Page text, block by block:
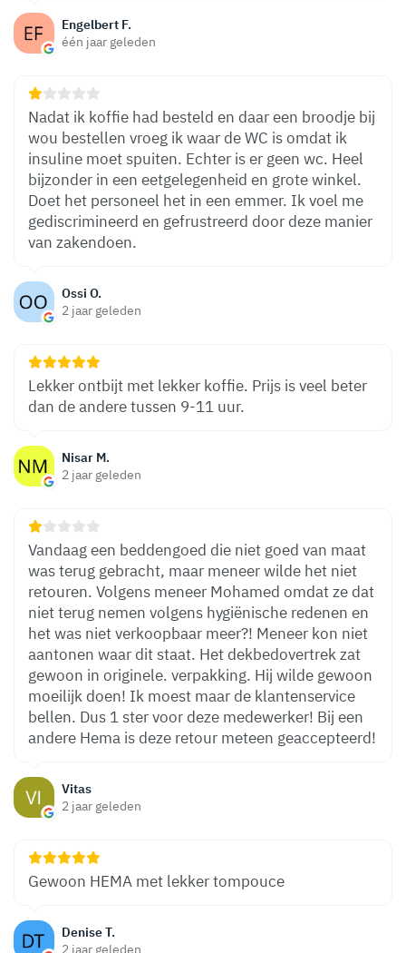
Engelbert F.
één jaar geleden
Ossi O.
2 jaar geleden
Nadat ik koffie had besteld en daar een broodje bij
wou bestellen vroeg ik waar de WC is omdat ik
insuline moet spuiten. Echter is er geen wc. Heel
bijzonder in een eetgelegenheid en grote winkel.
Doet het personeel het in een emmer. Ik voel me
gediscrimineerd en gefrustreerd door deze manier
van zakendoen.
Nisar M.
2 jaar geleden
Lekker ontbijt met lekker koffie. Prijs is veel beter
dan de andere tussen 9-11 uur.
Vitas
2 jaar geleden
Vandaag een beddengoed die niet goed van maat
was terug gebracht, maar meneer wilde het niet
retouren. Volgens meneer Mohamed omdat ze dat
niet terug nemen volgens hygiënische redenen en
het was niet verkoopbaar meer?! Meneer kon niet
aantonen waar dit staat. Het dekbedovertrek zat
gewoon in originele. verpakking. Hij wilde gewoon
moeilijk doen! Ik moest maar de klantenservice
bellen. Dus 1 ster voor deze medewerker! Bij een
andere Hema is deze retour meteen geaccepteerd!
Denise T.
2 jaar geleden
Gewoon HEMA met lekker tompouce